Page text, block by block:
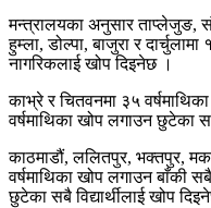
मन्त्रालयका अनुसार ताप्लेजुङ,
हुम्ला, डोल्पा, बाजुरा र
नागरिकलाई खोप दिइनेछ ।
काभ्रे र चितवनमा ३५
वर्षमाथिका खोप लगाउन छुटेका
काठमाडौं, ललितपुर, भक्तपुर,
वर्षमाथिका खोप लगाउन बाँकी
छुटेका सबै विद्यार्थीलाई खोप